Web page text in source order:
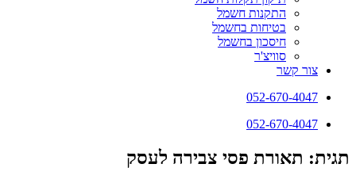
התקנות חשמל
בטיחות בחשמל
חיסכון בחשמל
סוויצ'ר
צור קשר
052-670-4047
052-670-4047
תגית: תאורת פסי צבירה לעסק